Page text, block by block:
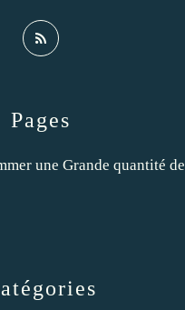
Pages
une Grande quantité de